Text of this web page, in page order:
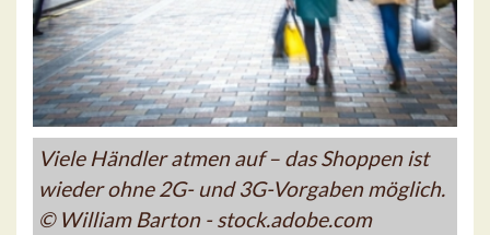
Viele Händler atmen auf – das Shoppen ist
wieder ohne 2G- und 3G-Vorgaben möglich.
© William Barton - stock.adobe.com